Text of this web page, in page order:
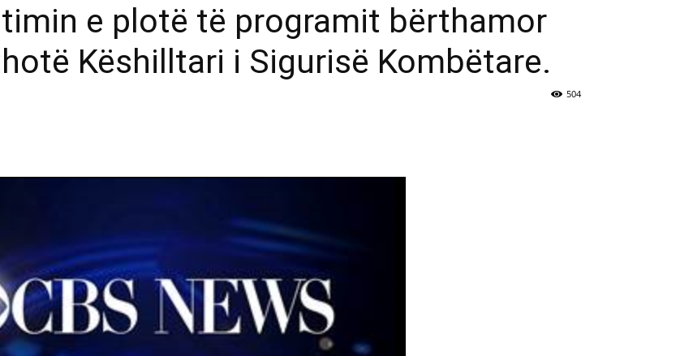
e plotë të programit bërthamor
Këshilltari i Sigurisë Kombëtare.
504